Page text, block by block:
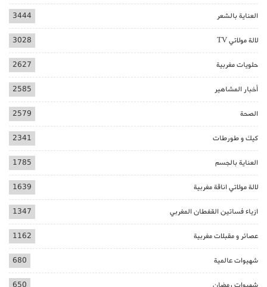
العناية بالشعر 3444
لالة مولاتي TV 3028
حلويات مغربية 2627
أخبار المشاهير 2585
الصحة 2579
كيك و طورطات 2341
العناية بالجسم 1785
لالة مولاتي اناقة مغربية 1639
ازياء فساتين القفطان المغربي 1347
عصائر و مقبلات مغربية 1162
شهيوات عالمية 680